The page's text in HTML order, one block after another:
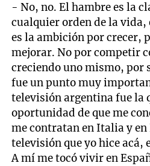
- No, no. El hambre es la
cualquier orden de la
es la ambición por crecer,
mejorar. No por competir
creciendo uno mismo, por
fue un punto muy
televisión argentina fue la
oportunidad de que me
me contratan en Italia y
televisión que yo hice acá,
A mí me tocó vivir en